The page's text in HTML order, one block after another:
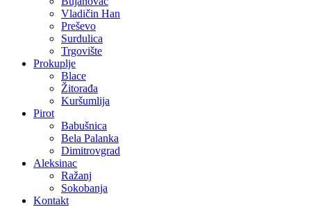
Vladičin Han
Preševo
Surdulica
Trgovište
Prokuplje
Blace
Žitorađa
Kuršumlija
Pirot
Babušnica
Bela Palanka
Dimitrovgrad
Aleksinac
Ražanj
Sokobanja
Kontakt